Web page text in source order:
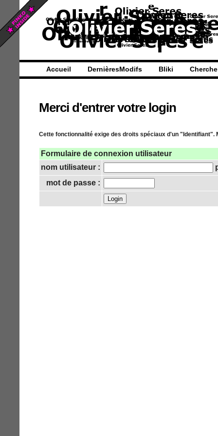
Accueil DernièresModifs Bliki
Merci d'entrer votre login
Cette fonctionnalité exige des droits spéciaux d'un
Formulaire de connexion utilisateur
nom utilisateur :
mot de passe :